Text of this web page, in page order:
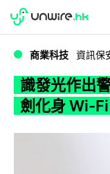
WWDC 2026
商業科技 資訊保
識發光作出
劍化身 Wi-